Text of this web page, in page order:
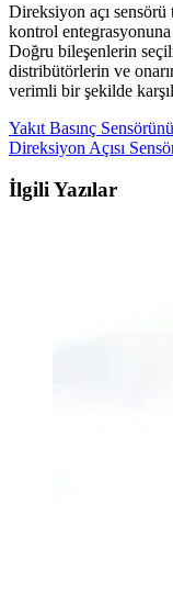
Direksiyon açı
kontrol
Doğru bileşenlerin
distribütörlerin ve
verimli bir şekilde
Yakıt Basınç
Direksiyon Açısı
İlgili Yazılar